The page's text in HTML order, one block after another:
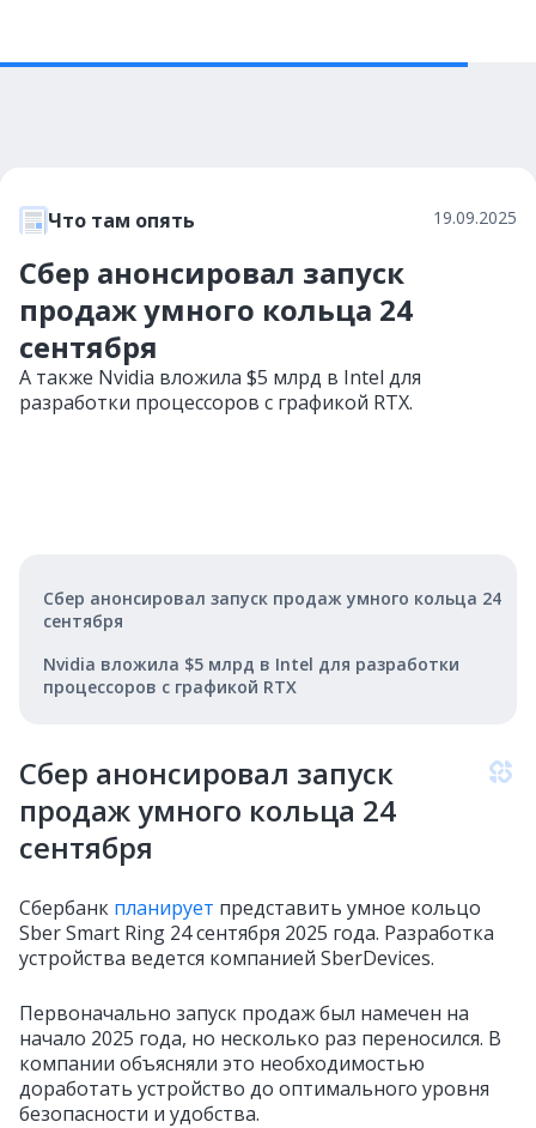
Что там опять 19.09.2025
Сбер анонсировал запуск
продаж умного кольца 24
сентября
А также Nvidia вложила $5 млрд в Intel для
разработки процессоров с графикой RTX.
Сбер анонсировал запуск продаж умного кольца 24
сентября
Nvidia вложила $5 млрд в Intel для разработки
процессоров с графикой RTX
Сбер анонсировал запуск
продаж умного кольца 24
сентября
Сбербанк планирует представить умное кольцо
Sber Smart Ring 24 сентября 2025 года. Разработка
устройства ведется компанией SberDevices.
Первоначально запуск продаж был намечен на
начало 2025 года, но несколько раз переносился. В
компании объясняли это необходимостью
доработать устройство до оптимального уровня
безопасности и удобства.